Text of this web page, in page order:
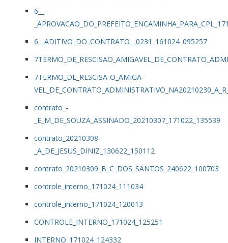
6__-
6__ADITIVO_DO_CONTRATO__0231_161024_095257
7TERMO_DE_RESCISA-O_AMIGA-
contrato_-
_E_M_DE_SOUZA_ASSINADO_20210307_171022_135539
contrato_20210308-
_A_DE_JESUS_DINIZ_130622_150112
contrato_20210309_B_C_DOS_SANTOS_240622_100703
controle_interno_171024_111034
controle_interno_171024_120013
CONTROLE_INTERNO_171024_125251
INTERNO_171024_124332